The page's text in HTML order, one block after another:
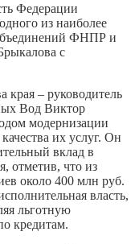
Федерации
из наиболее
ФНПР и
с
края – руководитель
Вод Виктор
модернизации
их услуг. Он
вклад в
отметив, что из
около 400 млн руб.
власть,
льготную
кредитам.